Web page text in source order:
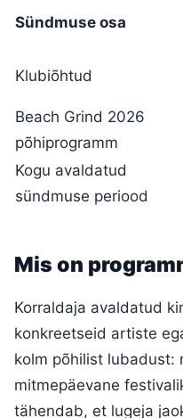
Sündmuse osa
Klubiõhtud
Beach Grind 2026
põhiprogramm
Kogu avaldatud
sündmuse periood
Mis on
Korraldaja avaldatud
konkreetseid artiste
kolm põhilist lubadust:
mitmepäevane
tähendab, et lugeja